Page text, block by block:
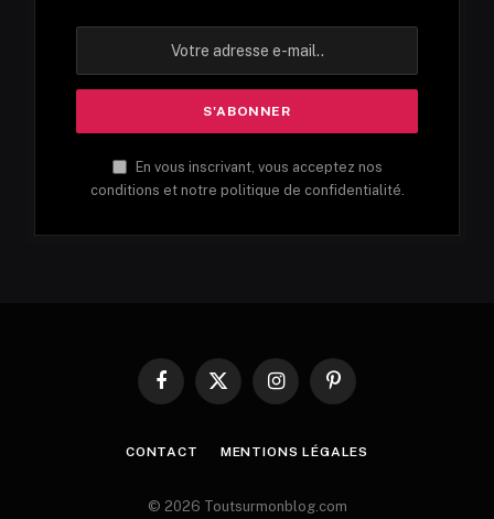
En vous inscrivant, vous acceptez nos
conditions et notre politique de confidentialité.
Facebook
X
InstagramPinterest
CONTACT MENTIONS LÉGALES
© 2026 Toutsurmonblog.com